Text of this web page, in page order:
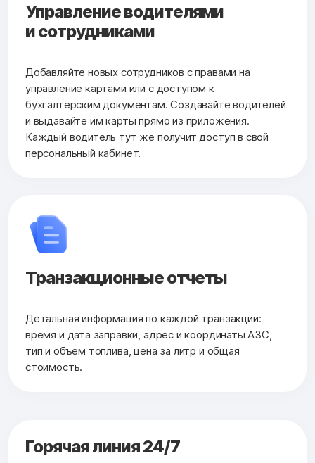
Управление водителями
и сотрудниками
Добавляйте новых сотрудников с правами на
управление картами или с доступом к
бухгалтерским документам. Создавайте водителей
и выдавайте им карты прямо из приложения.
Каждый водитель тут же получит доступ в свой
персональный кабинет.
Транзакционные отчеты
Детальная информация по каждой транзакции:
время и дата заправки, адрес и координаты АЗС,
тип и объем топлива, цена за литр и общая
стоимость.
Горячая линия 24/7